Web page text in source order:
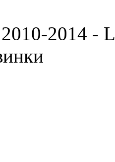
2014 -